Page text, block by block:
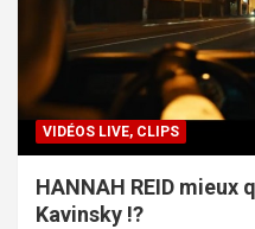
VIDÉOS LIVE, CLIPS
HANNAH REID mieux
Kavinsky !?